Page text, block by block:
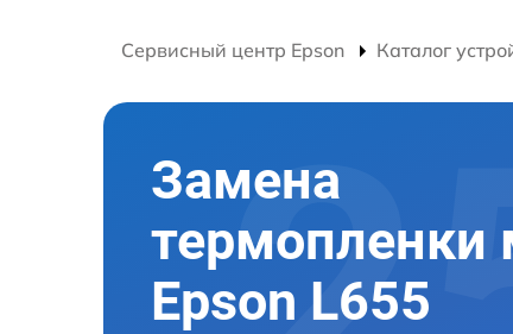
Сервисный центр Epson Каталог
Замена
термопленки
Epson L655